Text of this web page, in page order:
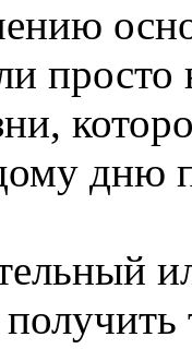
просто
дню